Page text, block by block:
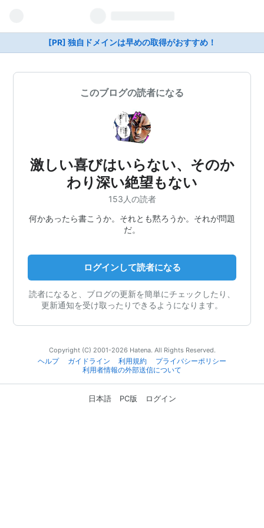
[PR] 独自ドメインは早めの取得がおすすめ！
このブログの読者になる
激しい喜びはいらない、そのか
わり深い絶望もない
153人の読者
何かあったら書こうか。それとも黙ろうか。それが問題
だ。
ログインして読者になる
読者になると、ブログの更新を簡単にチェックしたり、
更新通知を受け取ったりできるようになります。
Copyright (C) 2001-2026 Hatena. All Rights Reserved.
ヘルプ
ガイドライン 利用規約
プライバシーポリシー
利用者情報の外部送信について
日本語 PC版 ログイン